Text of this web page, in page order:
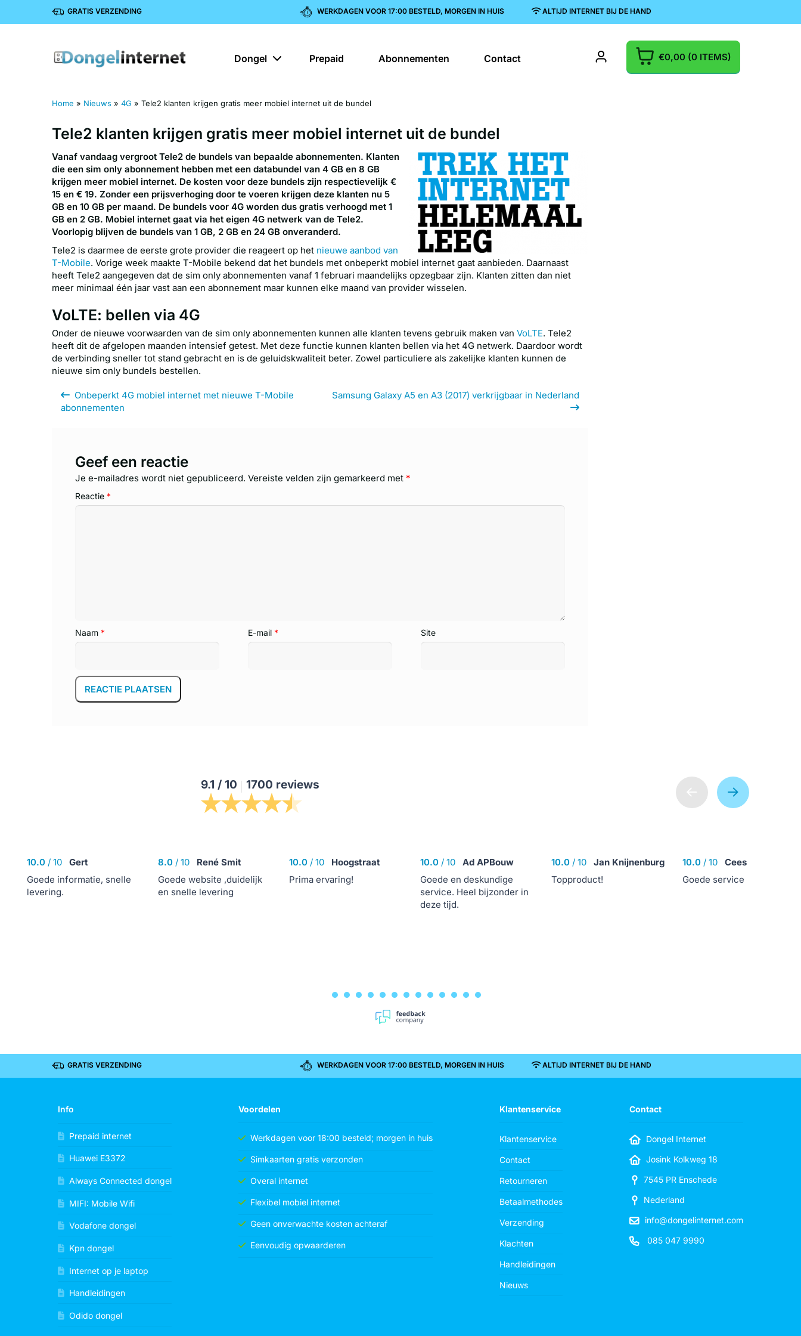
GRATIS VERZENDING WERKDAGEN VOOR 17:00 BESTELD, MORGEN IN HUIS ALTIJD INTERNET BIJ DE HAND
€0,00 (0 ITEMS)
Dongel Prepaid Abonnementen Contact
Home » Nieuws » 4G » Tele2 klanten krijgen gratis meer mobiel internet uit de bundel
Tele2 klanten krijgen gratis meer mobiel internet uit de bundel
Vanaf vandaag vergroot Tele2 de bundels van bepaalde abonnementen. Klanten
die een sim only abonnement hebben met een databundel van 4 GB en 8 GB
krijgen meer mobiel internet. De kosten voor deze bundels zijn respectievelijk €
15 en € 19. Zonder een prijsverhoging door te voeren krijgen deze klanten nu 5
GB en 10 GB per maand. De bundels voor 4G worden dus gratis verhoogd met 1
GB en 2 GB. Mobiel internet gaat via het eigen 4G netwerk van de Tele2.
Voorlopig blijven de bundels van 1 GB, 2 GB en 24 GB onveranderd.
Tele2 is daarmee de eerste grote provider die reageert op het nieuwe aanbod van
T-Mobile. Vorige week maakte T-Mobile bekend dat het bundels met onbeperkt mobiel internet gaat aanbieden. Daarnaast
heeft Tele2 aangegeven dat de sim only abonnementen vanaf 1 februari maandelijks opzegbaar zijn. Klanten zitten dan niet
meer minimaal één jaar vast aan een abonnement maar kunnen elke maand van provider wisselen.
VoLTE: bellen via 4G
Onder de nieuwe voorwaarden van de sim only abonnementen kunnen alle klanten tevens gebruik maken van VoLTE. Tele2
heeft dit de afgelopen maanden intensief getest. Met deze functie kunnen klanten bellen via het 4G netwerk. Daardoor wordt
de verbinding sneller tot stand gebracht en is de geluidskwaliteit beter. Zowel particuliere als zakelijke klanten kunnen de
nieuwe sim only bundels bestellen.
Bericht
navigatie
Onbeperkt 4G mobiel internet met nieuwe T-Mobile
abonnementen
Samsung Galaxy A5 en A3 (2017) verkrijgbaar in Nederland
Geef een reactie
Je e-mailadres wordt niet gepubliceerd. Vereiste velden zijn gemarkeerd met *
Reactie *
Naam * E-mail * Site
9.1 / 10 1700 reviews
10.0 / 10
Gert
Goede informatie, snelle
levering.
8.0 / 10
René Smit
Goede website ,duidelijk
en snelle levering
10.0 / 10
Hoogstraat
Prima ervaring!
10.0 / 10
Ad APBouw
Goede en deskundige
service. Heel bijzonder in
deze tijd.
10.0 / 10
Jan Knijnenburg
Topproduct!
10.0 / 10
Cees
Goede service
GRATIS VERZENDING WERKDAGEN VOOR 17:00 BESTELD, MORGEN IN HUIS ALTIJD INTERNET BIJ DE HAND
Info
Prepaid internet
Huawei E3372
Always Connected dongel
MIFI: Mobile Wifi
Vodafone dongel
Kpn dongel
Internet op je laptop
Handleidingen
Odido dongel
Voordelen
Werkdagen voor 18:00 besteld; morgen in huis
Simkaarten gratis verzonden
Overal internet
Flexibel mobiel internet
Geen onverwachte kosten achteraf
Eenvoudig opwaarderen
Klantenservice
Klantenservice
Contact
Retourneren
Betaalmethodes
Verzending
Klachten
Handleidingen
Nieuws
Contact
Dongel Internet
Josink Kolkweg 18
7545 PR Enschede
Nederland
info@dongelinternet.com
085 047 9990